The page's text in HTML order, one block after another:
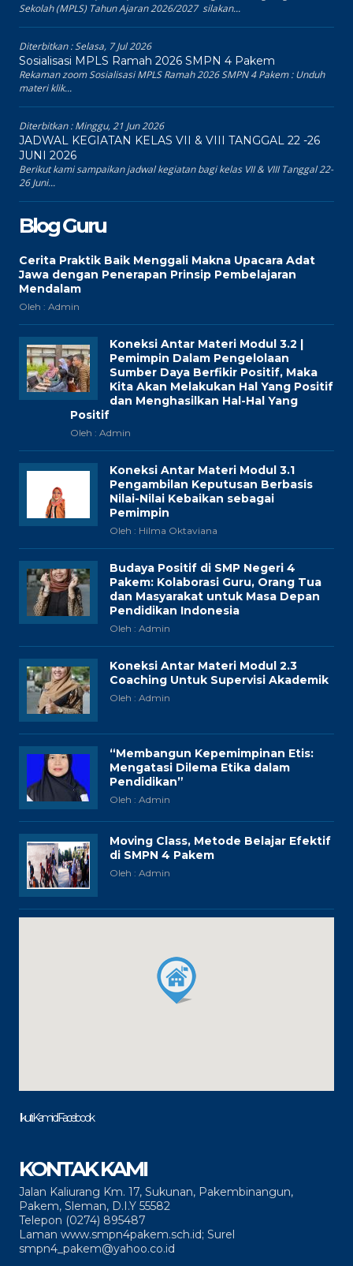
Sekolah (MPLS) Tahun Ajaran 2026/2027 silakan...
Diterbitkan :Selasa, 7 Jul 2026
Sosialisasi MPLS Ramah 2026 SMPN 4 Pakem
Rekaman zoom Sosialisasi MPLS Ramah 2026 SMPN 4 Pakem : Unduh
materi klik...
Diterbitkan :Minggu, 21 Jun 2026
JADWAL KEGIATAN KELAS VII & VIII TANGGAL 22 -26
JUNI 2026
Berikut kami sampaikan jadwal kegiatan bagi kelas VII & VIII Tanggal 22-
26 Juni...
Blog Guru
Cerita Praktik Baik Menggali Makna Upacara Adat
Jawa dengan Penerapan Prinsip Pembelajaran
Mendalam
Oleh : Admin
Koneksi Antar Materi Modul 3.2 |
Pemimpin Dalam Pengelolaan
Sumber Daya Berfikir Positif, Maka
Kita Akan Melakukan Hal Yang Positif
dan Menghasilkan Hal-Hal Yang
Positif
Oleh : Admin
Koneksi Antar Materi Modul 3.1
Pengambilan Keputusan Berbasis
Nilai-Nilai Kebaikan sebagai
Pemimpin
Oleh : Hilma Oktaviana
Budaya Positif di SMP Negeri 4
Pakem: Kolaborasi Guru, Orang Tua
dan Masyarakat untuk Masa Depan
Pendidikan Indonesia
Oleh : Admin
Koneksi Antar Materi Modul 2.3
Coaching Untuk Supervisi Akademik
Oleh : Admin
“Membangun Kepemimpinan Etis:
Mengatasi Dilema Etika dalam
Pendidikan”
Oleh : Admin
Moving Class, Metode Belajar Efektif
di SMPN 4 Pakem
Oleh : Admin
Ikuti Kami di Facebook
KONTAK KAMI
Jalan Kaliurang Km. 17, Sukunan, Pakembinangun,
Pakem, Sleman, D.I.Y 55582
Telepon (0274) 895487
Laman www.smpn4pakem.sch.id; Surel
smpn4_pakem@yahoo.co.id